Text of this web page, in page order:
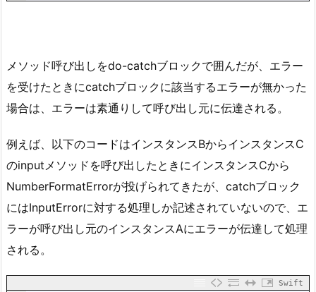
メソッド呼び出しをdo-catchブロックで囲んだが、エラー
を受けたときにcatchブロックに該当するエラーが無かった
場合は、エラーは素通りして呼び出し元に伝達される。
例えば、以下のコードはインスタンスBからインスタンスC
のinputメソッドを呼び出したときにインスタンスCから
NumberFormatErrorが投げられてきたが、catchブロック
にはInputErrorに対する処理しか記述されていないので、エ
ラーが呼び出し元のインスタンスAにエラーが伝達して処理
される。
Swift